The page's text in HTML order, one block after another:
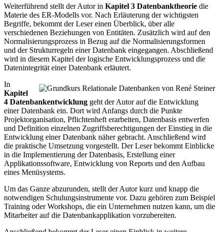
Weiterführend stellt der Autor in Kapitel 3 Datenbanktheorie die
Materie des ER-Modells vor. Nach Erläuterung der wichtigsten
Begriffe, bekommt der Leser einen Überblick, über alle
verschiedenen Beziehungen von Entitäten. Zusätzlich wird auf den
Normalisierungsprozess in Bezug auf die Normalisierungsformen
und der Strukturregeln einer Datenbank eingegangen. Abschließend
wird in diesem Kapitel der logische Entwicklungsprozess und die
Datenintegrität einer Datenbank erläutert.
In
Kapitel
4 Datenbankentwicklung geht der Autor auf die Entwicklung
einer Datenbank ein. Dort wird Anfangs durch die Punkte
Projektorganisation, Pflichtenheft erarbeiten, Datenbasis entwerfen
und Definition einzelnen Zugriffsberechtigungen der Einstieg in die
Entwicklung einer Datenbank näher gebracht. Anschließend wird
die praktische Umsetzung vorgestellt. Der Leser bekommt Einblicke
in die Implementierung der Datenbasis, Erstellung einer
Applikationssoftware, Entwicklung von Reports und den Aufbau
eines Menüsystems.
Um das Ganze abzurunden, stellt der Autor kurz und knapp die
notwendigen Schulungsinstrumente vor. Dazu gehören zum Beispiel
Training oder Workshops, die ein Unternehmen nutzen kann, um die
Mitarbeiter auf die Datenbankapplikation vorzubereiten.